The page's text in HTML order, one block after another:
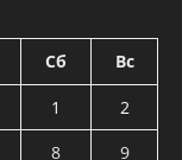
Сб Вс
1
2
8
9